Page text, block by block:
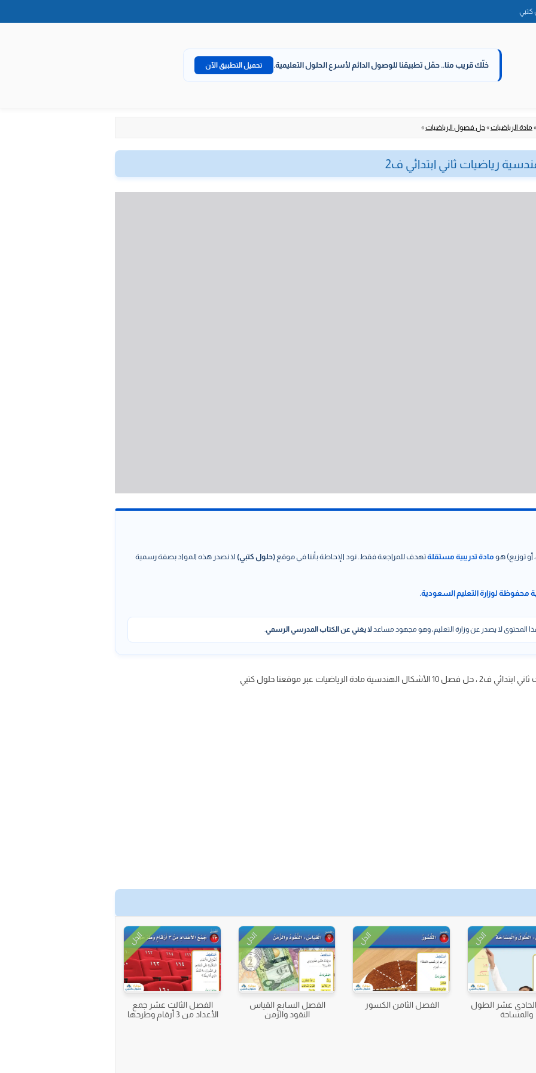
كتبي
خلّك قريب منا.. حمّل تطبيقنا للوصول الدائم لأسرع الحلول التعليمية. تحميل التطبيق الآن
» مادة الرياضيات»حل فصول الرياضيات»
رياضيات ثاني ابتدائي ف2
أو توزيع) هو مادة تدريبية مستقلةتهدف للمراجعة فقط. نود الإحاطة بأننا في موقع (حلول كتبي) لا نصدر هذه المواد بصفة رسمية
محفوظة لوزارة التعليم السعودية.
المحتوى لا يصدر عن وزارة التعليم، وهو مجهود مساعدلا يغني عن الكتاب المدرسي الرسمي.
عبر موقعنا حلول كتبي
الحل
عشر الطول
والمساحة
الحل
الفصل الثامن الكسور
الحل
الفصل السابع القياس
النقود والزمن
الحل
الفصل الثالث عشر جمع
الأعداد من 3 أرقام وطرحها